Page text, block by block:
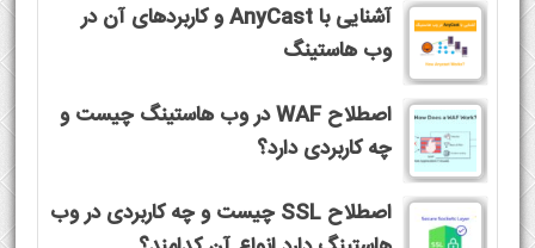
آشنایی با AnyCast و کاربردهای آن در
وب هاستینگ
اصطلاح WAF در وب هاستینگ چیست و
چه کاربردی دارد؟
اصطلاح SSL چیست و چه کاربردی در وب